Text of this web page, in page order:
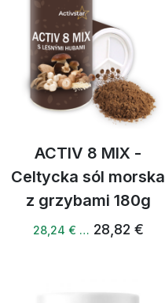
ACTIV 8 MIX -
Celtycka sól morska
z grzybami 180g
28,24 € … 28,82 €